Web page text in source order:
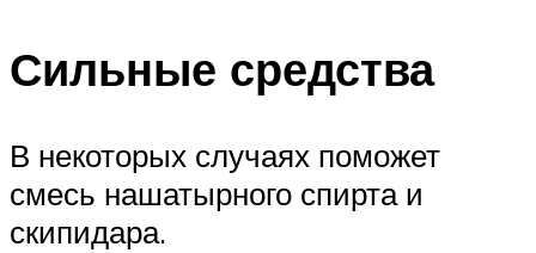
Сильные средства
В некоторых случаях поможет
смесь нашатырного спирта и
скипидара.